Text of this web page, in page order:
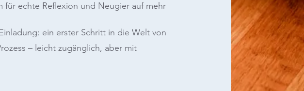
für echte Reflexion und Neugier auf mehr
ein erster Schritt in die Welt von
– leicht zugänglich, aber mit